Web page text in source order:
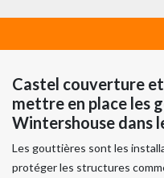
Castel couverture
mettre en place les
Wintershouse dans
Les gouttières sont les
protéger les structures